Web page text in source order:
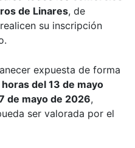
de Linares, de
su inscripción
expuesta de forma
del 13 de mayo
de mayo de 2026,
ser valorada por el